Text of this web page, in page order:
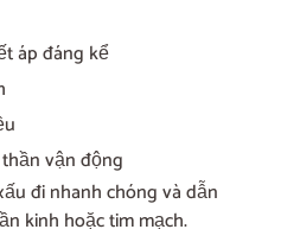
áp đáng kể
vận động
đi nhanh chóng và dẫn
kinh hoặc tim mạch.